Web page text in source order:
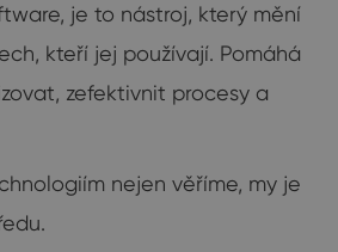
je to nástroj, který mění
kteří jej používají. Pomáhá
zefektivnit procesy a
nejen věříme, my je